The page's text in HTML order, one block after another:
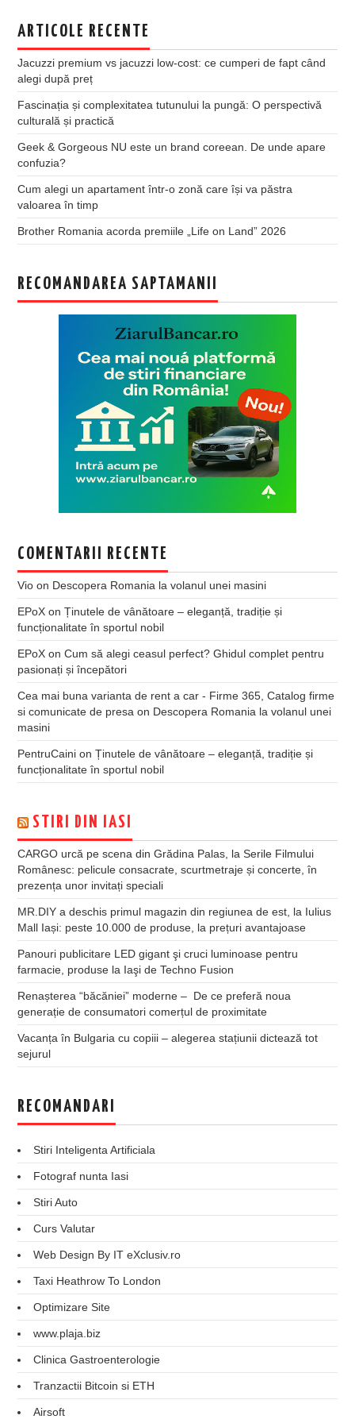
ARTICOLE RECENTE
Jacuzzi premium vs jacuzzi low-cost: ce cumperi de fapt când
alegi după preț
Fascinația și complexitatea tutunului la pungă: O perspectivă
culturală și practică
Geek & Gorgeous NU este un brand coreean. De unde apare
confuzia?
Cum alegi un apartament într-o zonă care își va păstra
valoarea în timp
Brother Romania acorda premiile „Life on Land” 2026
RECOMANDAREA SAPTAMANII
COMENTARII RECENTE
Vio on Descopera Romania la volanul unei masini
EPoX onȚinutele de vânătoare – eleganță, tradiție și
funcționalitate în sportul nobil
EPoX onCum să alegi ceasul perfect? Ghidul complet pentru
pasionați și începători
Cea mai buna varianta de rent a car - Firme 365, Catalog firme
si comunicate de presa on Descopera Romania la volanul unei
masini
PentruCaini onȚinutele de vânătoare – eleganță, tradiție și
funcționalitate în sportul nobil
STIRI DIN IASI
CARGO urcă pe scena din Grădina Palas, la Serile Filmului
Românesc: pelicule consacrate, scurtmetraje și concerte, în
prezența unor invitați speciali
MR.DIY a deschis primul magazin din regiunea de est, la Iulius
Mall Iași: peste 10.000 de produse, la prețuri avantajoase
Panouri publicitare LED gigant şi cruci luminoase pentru
farmacie, produse la Iaşi de Techno Fusion
Renașterea “băcăniei” moderne – De ce preferă noua
generație de consumatori comerțul de proximitate
Vacanța în Bulgaria cu copiii – alegerea stațiunii dictează tot
sejurul
RECOMANDARI
Stiri Inteligenta Artificiala
Fotograf nunta Iasi
Stiri Auto
Curs Valutar
Web Design By IT eXclusiv.ro
Taxi Heathrow To London
Optimizare Site
www.plaja.biz
Clinica Gastroenterologie
Tranzactii Bitcoin si ETH
Airsoft